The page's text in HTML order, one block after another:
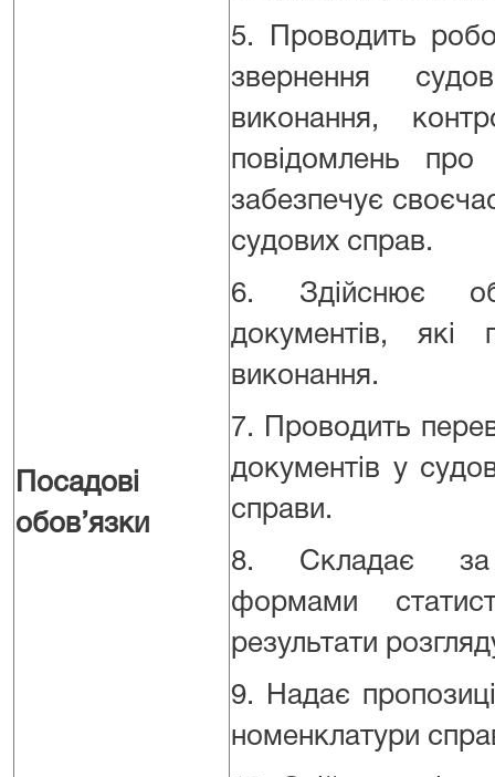
Посадові
обов’язки
5. Проводить
звернення
виконання,
повідомлень
забезпечує
судових справ.
6. Здійснює
документів, які
виконання.
7. Проводить
документів у
справи.
8. Складає за
формами
результати
9. Надає
номенклатури